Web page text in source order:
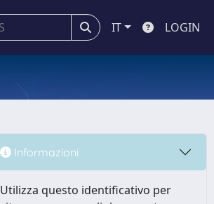
IT LOGIN
Informazioni
Utilizza questo identificativo per